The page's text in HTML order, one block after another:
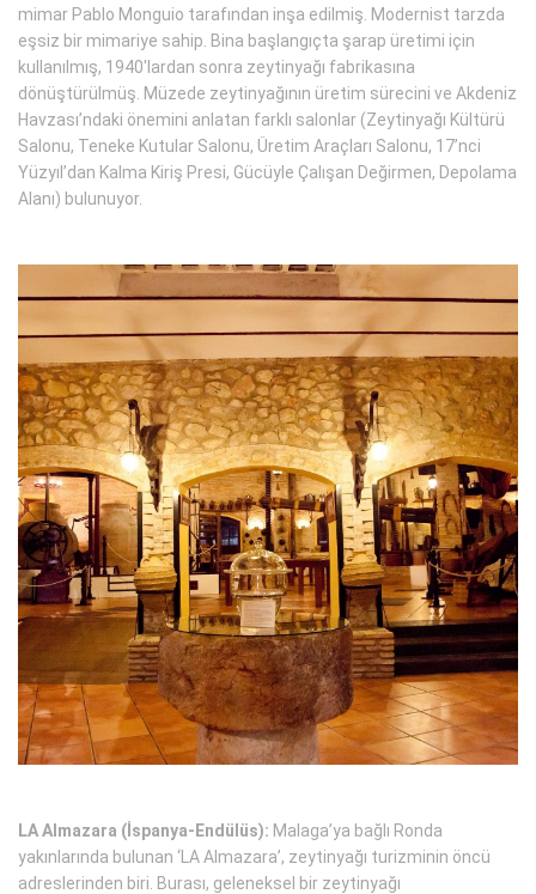
mimar Pablo Monguio tarafından inşa edilmiş. Modernist tarzda
eşsiz bir mimariye sahip. Bina başlangıçta şarap üretimi için
kullanılmış, 1940'lardan sonra zeytinyağı fabrikasına
dönüştürülmüş. Müzede zeytinyağının üretim sürecini ve Akdeniz
Havzası’ndaki önemini anlatan farklı salonlar (Zeytinyağı Kültürü
Salonu, Teneke Kutular Salonu, Üretim Araçları Salonu, 17’nci
Yüzyıl’dan Kalma Kiriş Presi, Gücüyle Çalışan Değirmen, Depolama
Alanı) bulunuyor.
LA Almazara (İspanya-Endülüs): Malaga’ya bağlı Ronda
yakınlarında bulunan ‘LA Almazara’, zeytinyağı turizminin öncü
adreslerinden biri. Burası, geleneksel bir zeytinyağı